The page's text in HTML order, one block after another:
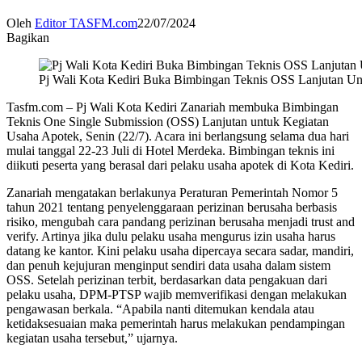
Oleh Editor TASFM.com22/07/2024
Bagikan
Pj Wali Kota Kediri Buka Bimbingan Teknis OSS Lanjutan
Tasfm.com – Pj Wali Kota Kediri Zanariah membuka Bimbingan
Teknis One Single Submission (OSS) Lanjutan untuk Kegiatan
Usaha Apotek, Senin (22/7). Acara ini berlangsung selama dua hari
mulai tanggal 22-23 Juli di Hotel Merdeka. Bimbingan teknis ini
diikuti peserta yang berasal dari pelaku usaha apotek di Kota Kediri.
Zanariah mengatakan berlakunya Peraturan Pemerintah Nomor 5
tahun 2021 tentang penyelenggaraan perizinan berusaha berbasis
risiko, mengubah cara pandang perizinan berusaha menjadi trust and
verify. Artinya jika dulu pelaku usaha mengurus izin usaha harus
datang ke kantor. Kini pelaku usaha dipercaya secara sadar, mandiri,
dan penuh kejujuran menginput sendiri data usaha dalam sistem
OSS. Setelah perizinan terbit, berdasarkan data pengakuan dari
pelaku usaha, DPM-PTSP wajib memverifikasi dengan melakukan
pengawasan berkala. “Apabila nanti ditemukan kendala atau
ketidaksesuaian maka pemerintah harus melakukan pendampingan
kegiatan usaha tersebut,” ujarnya.